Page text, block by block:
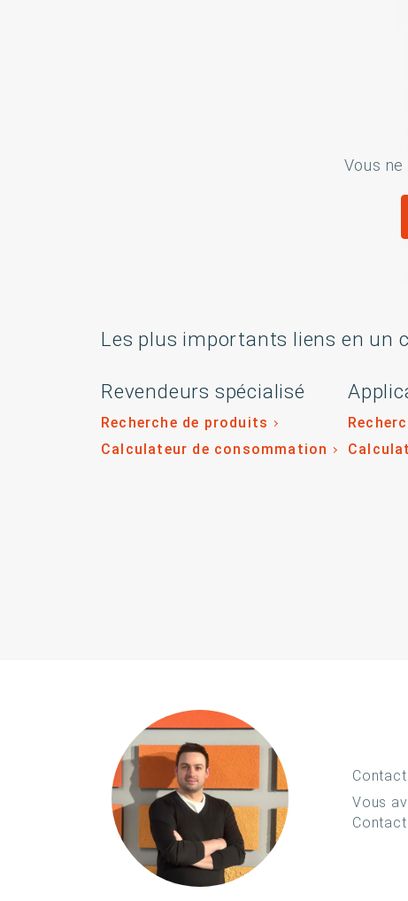
Vous
Les plus importants liens en un
Revendeurs spécialisé
Recherche de produits
Calculateur de consommation
Vous